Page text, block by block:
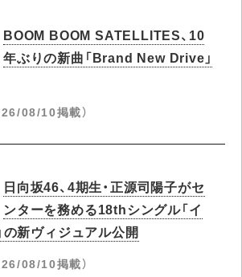
BOOM BOOM SATELLITES、10
年ぶりの新曲「Brand New Drive」
08/10掲載）
日向坂46、4期生・正源司陽子がセ
ンターを務める18thシングル「イ
の新ヴィジュアル公開
08/10掲載）